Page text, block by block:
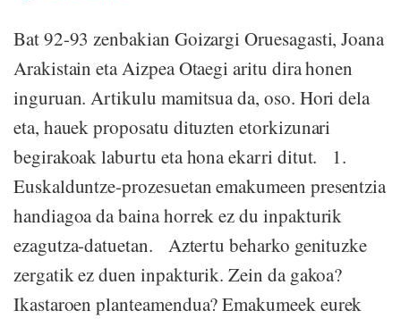
Bat 92-93 zenbakian Goizargi Oruesagasti, Joana
Arakistain eta Aizpea Otaegi aritu dira honen
inguruan. Artikulu mamitsua da, oso. Hori dela
eta, hauek proposatu dituzten etorkizunari
begirakoak laburtu eta hona ekarri ditut. 1.
Euskalduntze-prozesuetan emakumeen presentzia
handiagoa da baina horrek ez du inpakturik
ezagutza-datuetan. Aztertu beharko genituzke
zergatik ez duen inpakturik. Zein da gakoa?
Ikastaroen planteamendua? Emakumeek eurek